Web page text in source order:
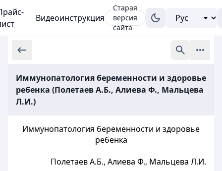
Видеоинструкция
Старая
версия
сайта
Иммунопатология беременности и здоровье
ребенка (Полетаев А.Б., Алиева Ф., Мальцева
Л.И.)
Иммунопатология беременности и здоровье
ребенка
Полетаев А.Б., Алиева Ф., Мальцева Л.И.